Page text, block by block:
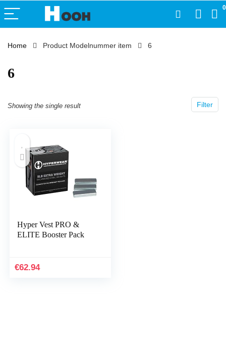
0
Home Product Modelnummer item ‎6
‎6
Filter
Showing the single result
Hyper Vest PRO &
ELITE Booster Pack
€62.94